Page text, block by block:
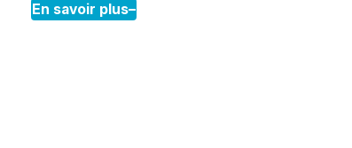
En savoir plus